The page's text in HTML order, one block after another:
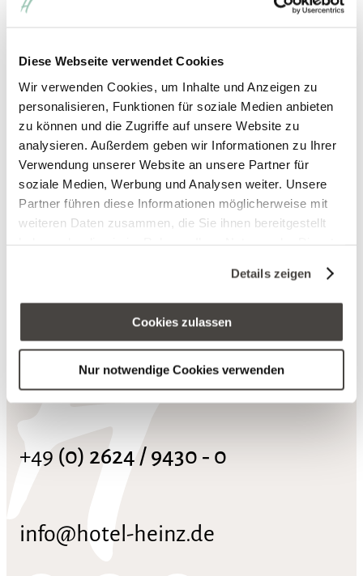
Diese Webseite verwendet Cookies
Wir verwenden Cookies, um Inhalte und Anzeigen zu
personalisieren, Funktionen für soziale Medien anbieten
zu können und die Zugriffe auf unsere Website zu
analysieren. Außerdem geben wir Informationen zu Ihrer
Verwendung unserer Website an unsere Partner für
soziale Medien, Werbung und Analysen weiter. Unsere
Partner führen diese Informationen möglicherweise mit
weiteren Daten zusammen, die Sie ihnen bereitgestellt
Cookies, wenn Sie unsere Webseite weiterhin nutzen.
Details zeigen
Cookies zulassen
Nur notwendige Cookies verwenden
56203 Höhr-Grenzhausen
+49 (0) 2624 / 9430 ‑ 0
info@hotel-heinz.de